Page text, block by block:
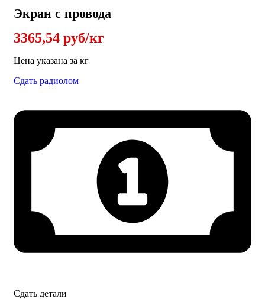
Экран с провода
3365,54 руб/кг
Цена указана за кг
Сдать радиолом
Сдать детали